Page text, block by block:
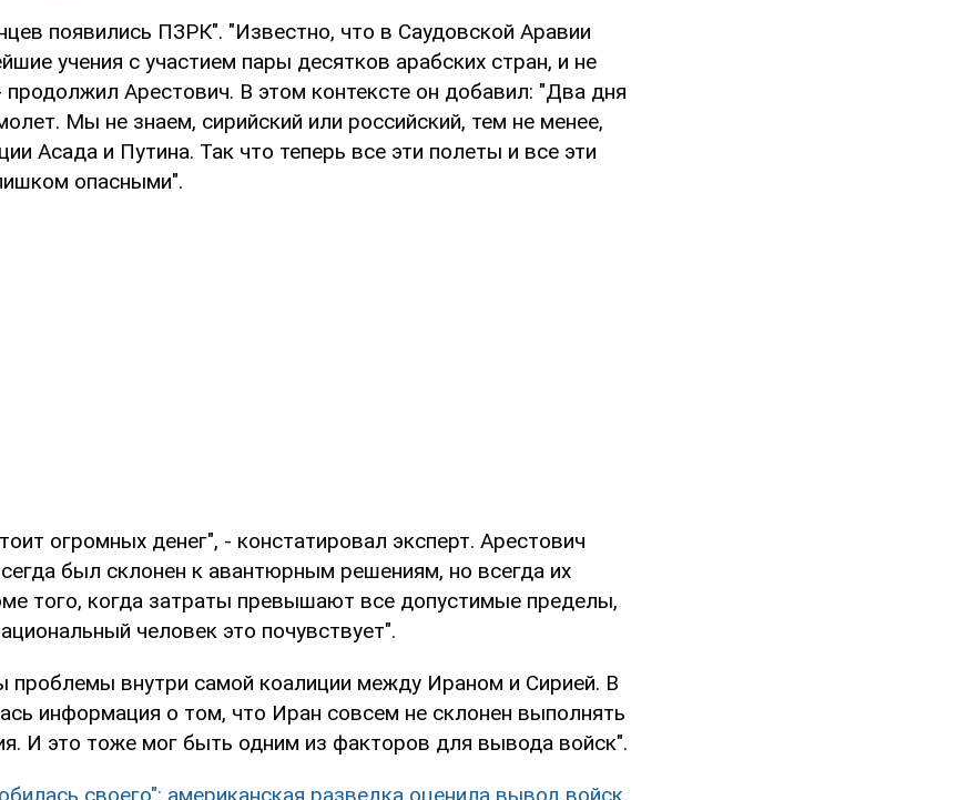
появились ПЗРК". "Известно, что в Саудовской Аравии
учения с участием пары десятков арабских стран, и не
продолжил Арестович. В этом контексте он добавил: "Два дня
Мы не знаем, сирийский или российский, тем не менее,
Асада и Путина. Так что теперь все эти полеты и все эти
опасными".
огромных денег", - констатировал эксперт. Арестович
был склонен к авантюрным решениям, но всегда их
того, когда затраты превышают все допустимые пределы,
человек это почувствует".
проблемы внутри самой коалиции между Ираном и Сирией. В
информация о том, что Иран совсем не склонен выполнять
И это тоже мог быть одним из факторов для вывода войск".